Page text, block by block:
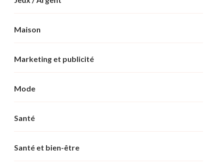
Maison
Marketing et publicité
Mode
Santé
Santé et bien-être